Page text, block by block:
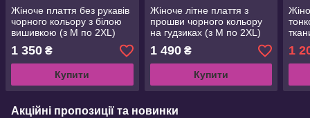
Жіноче плаття без рукавів
чорного кольору з білою
вишивкою (з M по 2XL)
1 350 ₴
Купити
Жіноче літне плаття з
прошви чорного кольору
на гудзиках (з M по 2XL)
1 490₴
Купити
1
Акційні пропозиції та новинки